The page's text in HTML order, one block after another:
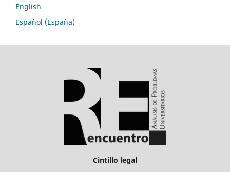
English
Español (España)
Cintillo legal